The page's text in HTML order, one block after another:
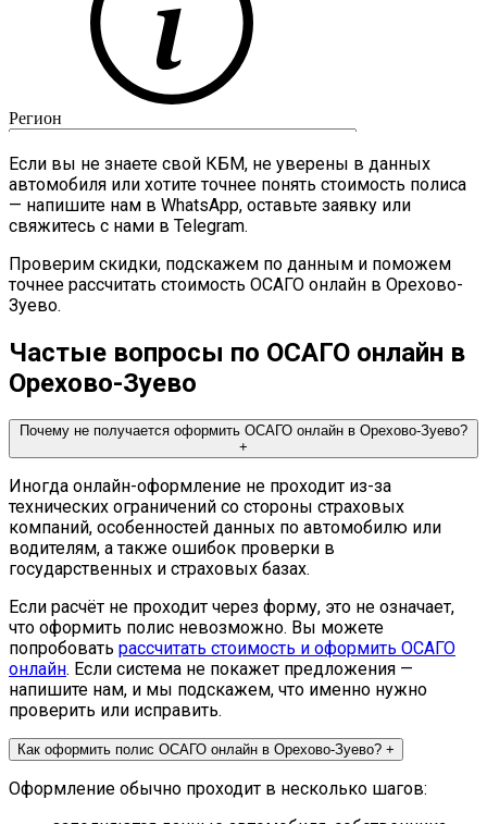
Если вы не знаете свой КБМ, не уверены в данных
автомобиля или хотите точнее понять стоимость полиса
— напишите нам в WhatsApp, оставьте заявку или
свяжитесь с нами в Telegram.
Проверим скидки, подскажем по данным и поможем
точнее рассчитать стоимость ОСАГО онлайн в Орехово-
Зуево.
Частые вопросы по ОСАГО онлайн в
Орехово-Зуево
Почему не получается оформить ОСАГО онлайн в Орехово-Зуево?
+
Иногда онлайн-оформление не проходит из-за
технических ограничений со стороны страховых
компаний, особенностей данных по автомобилю или
водителям, а также ошибок проверки в
государственных и страховых базах.
Если расчёт не проходит через форму, это не означает,
что оформить полис невозможно. Вы можете
попробовать рассчитать стоимость и оформить ОСАГО
онлайн. Если система не покажет предложения —
напишите нам, и мы подскажем, что именно нужно
проверить или исправить.
Как оформить полис ОСАГО онлайн в Орехово-Зуево? +
Оформление обычно проходит в несколько шагов: